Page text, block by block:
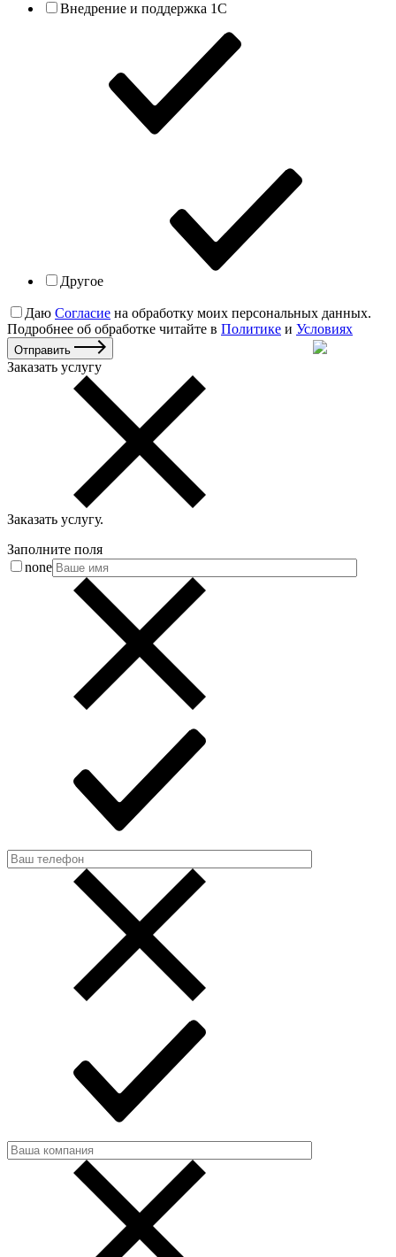
Внедрение и поддержка 1С
Другое
Даю Согласие на обработку моих персональных данных.
Подробнее об обработке читайте в Политике и Условиях
Отправить
Заказать услугу
Заказать услугу.
Заполните поля
none